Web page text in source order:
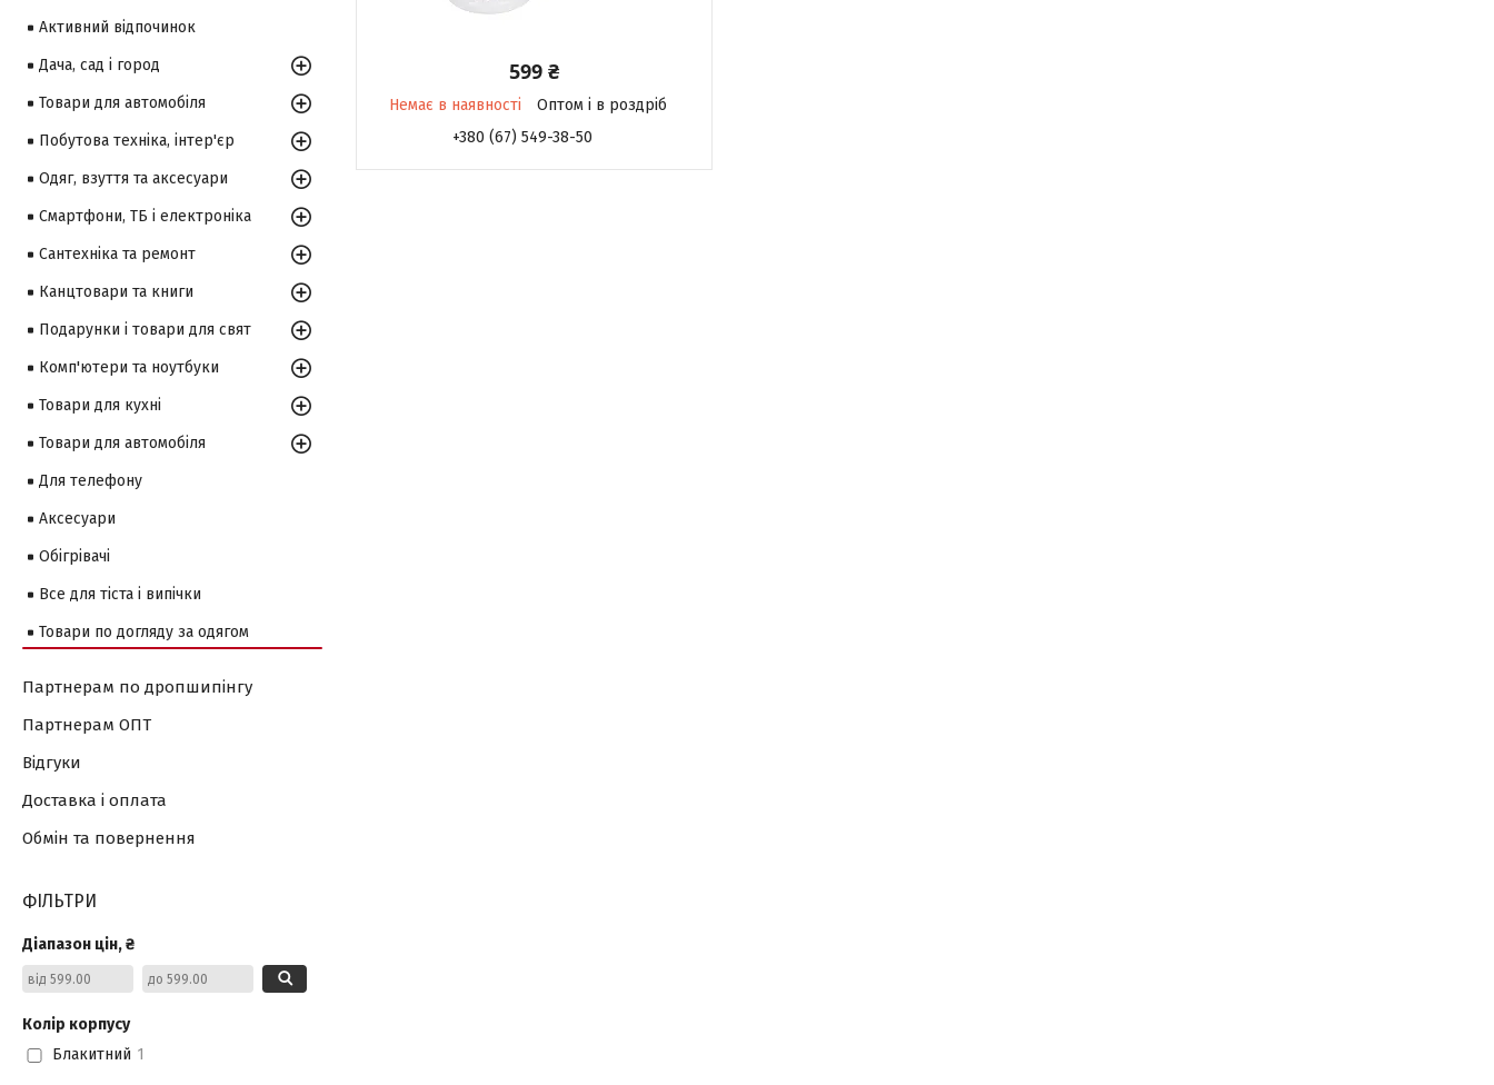
599 ₴
Немає в наявності
Оптом і в роздріб
+380 (67) 549-38-50
Активний відпочинок
Дача, сад і город
Товари для автомобіля
Побутова техніка, інтер'єр
Одяг, взуття та аксесуари
Смартфони, ТБ і електроніка
Сантехніка та ремонт
Канцтовари та книги
Подарунки і товари для свят
Комп'ютери та ноутбуки
Товари для кухні
Товари для автомобіля
Для телефону
Аксесуари
Обігрівачі
Все для тіста і випічки
Товари по догляду за одягом
Партнерам по дропшипінгу
Партнерам ОПТ
Відгуки
Доставка і оплата
Обмін та повернення
ФІЛЬТРИ
Діапазон цін, ₴
Колір корпусу
Блакитний 1